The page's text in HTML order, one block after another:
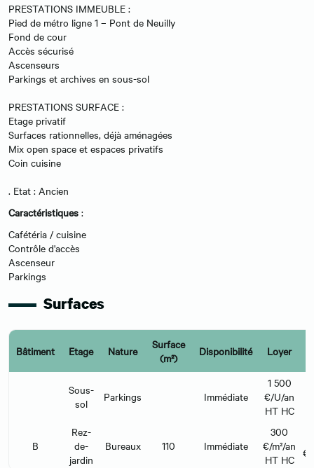
PRESTATIONS IMMEUBLE :
Pied de métro ligne 1 – Pont de Neuilly
Fond de cour
Accès sécurisé
Ascenseurs
Parkings et archives en sous-sol
PRESTATIONS SURFACE :
Etage privatif
Surfaces rationnelles, déjà aménagées
Mix open space et espaces privatifs
Coin cuisine
. Etat : Ancien
Caractéristiques :
Cafétéria / cuisine
Contrôle d'accès
Ascenseur
Parkings
Surfaces
Bâtiment Etage Nature
Surface
(m²)
Disponibilité Loyer
Sous-
sol
Parkings Immédiate
1 500
€/U/an
HT HC
B
Rez-
de-
jardin
Bureaux 110 Immédiate
300
€/m²/an
HT HC
€/